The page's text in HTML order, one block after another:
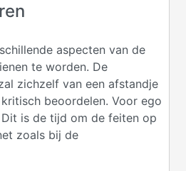
aspecten van de
te worden. De
zichzelf van een afstandje
beoordelen. Voor ego
is de tijd om de feiten op
zoals bij de